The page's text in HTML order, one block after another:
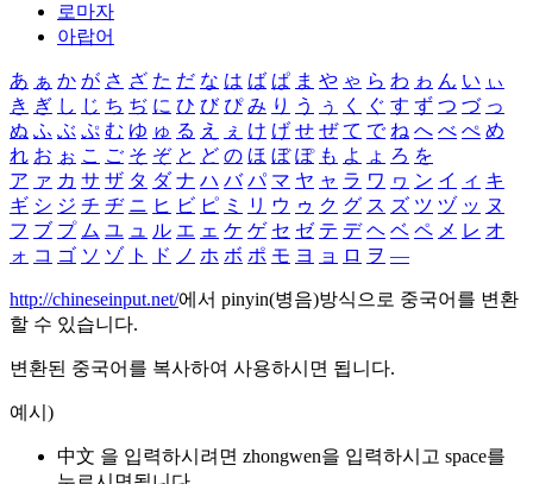
로마자
아랍어
あ ぁ か が さ ざ た だ な は ば ぱ ま や ゃ ら わ ゎ ん い ぃ
き ぎ し じ ち ぢ に ひ び ぴ み り う ぅ く ぐ す ず つ づ っ
ぬ ふ ぶ ぷ む ゆ ゅ る え ぇ け げ せ ぜ て で ね へ べ ぺ め
れ お ぉ こ ご そ ぞ と ど の ほ ぼ ぽ も よ ょ ろ を
ア ァ カ サ ザ タ ダ ナ ハ バ パ マ ヤ ャ ラ ワ ヮ ン イ ィ キ
ギ シ ジ チ ヂ ニ ヒ ビ ピ ミ リ ウ ゥ ク グ ス ズ ツ ヅ ッ ヌ
フ ブ プ ム ユ ュ ル エ ェ ケ ゲ セ ゼ テ デ ヘ ベ ペ メ レ オ
ォ コ ゴ ソ ゾ ト ド ノ ホ ボ ポ モ ヨ ョ ロ ヲ ―
http://chineseinput.net/에서 pinyin(병음)방식으로 중국어를 변환
할 수 있습니다.
변환된 중국어를 복사하여 사용하시면 됩니다.
예시)
中文 을 입력하시려면 zhongwen을 입력하시고 space를